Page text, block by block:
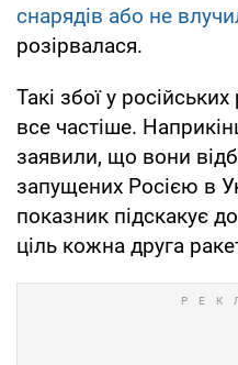
снарядів або не
розірвалася.
Такі збої у
все частіше.
заявили, що вони
запущених Росією в
показник підскакує
ціль кожна друга